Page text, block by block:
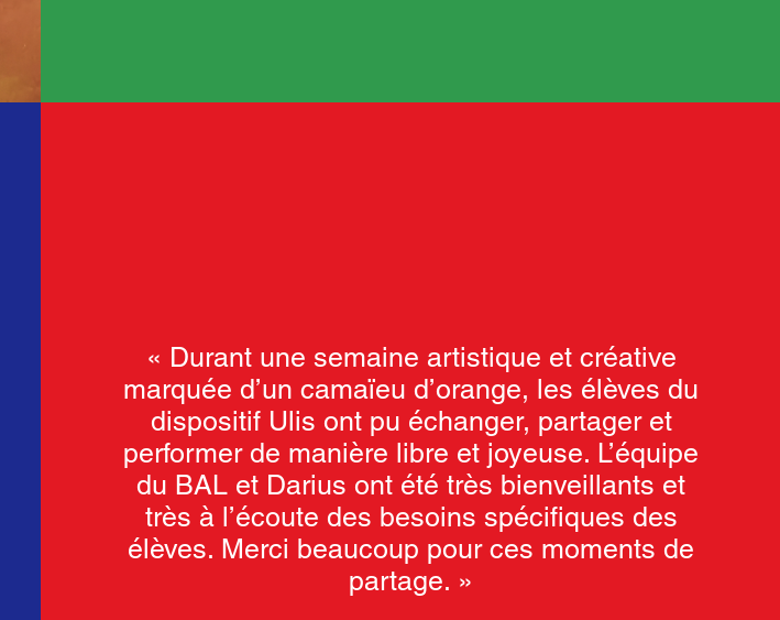
« Durant une semaine artistique et créative
marquée d’un camaïeu d’orange, les élèves du
dispositif Ulis ont pu échanger, partager et
performer de manière libre et joyeuse. L’équipe
du BAL et Darius ont été très bienveillants et
très à l’écoute des besoins spécifiques des
élèves. Merci beaucoup pour ces moments de
partage. »